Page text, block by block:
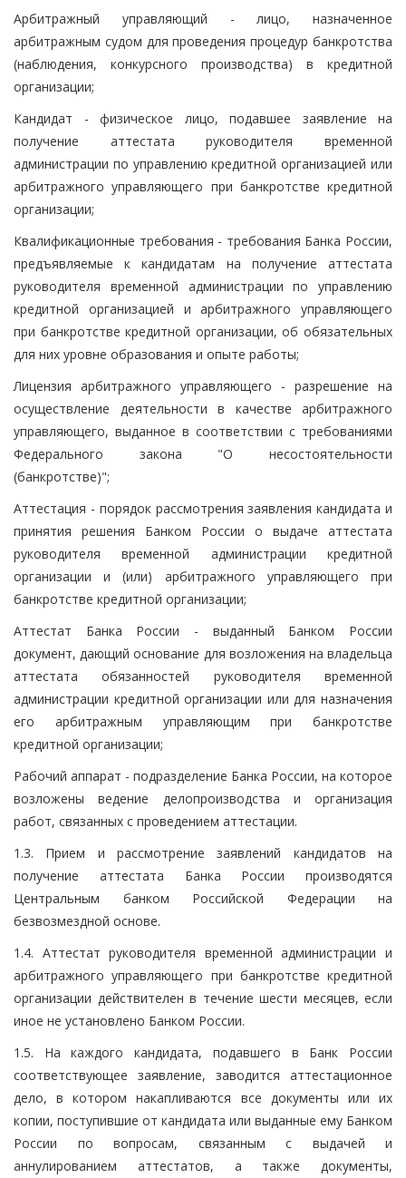
Арбитражный управляющий - лицо, назначенное
арбитражным судом для проведения процедур банкротства
(наблюдения, конкурсного производства) в кредитной
организации;
Кандидат - физическое лицо, подавшее заявление на
получение аттестата руководителя временной
администрации по управлению кредитной организацией или
арбитражного управляющего при банкротстве кредитной
организации;
Квалификационные требования - требования Банка России,
предъявляемые к кандидатам на получение аттестата
руководителя временной администрации по управлению
кредитной организацией и арбитражного управляющего
при банкротстве кредитной организации, об обязательных
для них уровне образования и опыте работы;
Лицензия арбитражного управляющего - разрешение на
осуществление деятельности в качестве арбитражного
управляющего, выданное в соответствии с требованиями
Федерального закона "О несостоятельности
(банкротстве)";
Аттестация - порядок рассмотрения заявления кандидата и
принятия решения Банком России о выдаче аттестата
руководителя временной администрации кредитной
организации и (или) арбитражного управляющего при
банкротстве кредитной организации;
Аттестат Банка России - выданный Банком России
документ, дающий основание для возложения на владельца
аттестата обязанностей руководителя временной
администрации кредитной организации или для назначения
его арбитражным управляющим при банкротстве
кредитной организации;
Рабочий аппарат - подразделение Банка России, на которое
возложены ведение делопроизводства и организация
работ, связанных с проведением аттестации.
1.3. Прием и рассмотрение заявлений кандидатов на
получение аттестата Банка России производятся
Центральным банком Российской Федерации на
безвозмездной основе.
1.4. Аттестат руководителя временной администрации и
арбитражного управляющего при банкротстве кредитной
организации действителен в течение шести месяцев, если
иное не установлено Банком России.
1.5. На каждого кандидата, подавшего в Банк России
соответствующее заявление, заводится аттестационное
дело, в котором накапливаются все документы или их
копии, поступившие от кандидата или выданные ему Банком
России по вопросам, связанным с выдачей и
аннулированием аттестатов, а также документы,